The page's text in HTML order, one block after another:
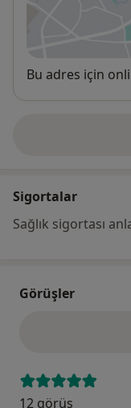
Uygunluk
Bu adres için
Sigortalar
Sağlık sigortası
Görüşler
12 görüş